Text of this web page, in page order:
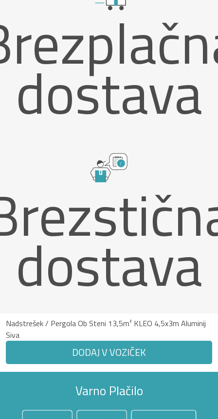
dostava
dostava
Nadstrešek / Pergola Ob Steni 13,5m² KLEO 4,5x3m Aluminij
Siva
DODAJ V VOZIČEK
Varno Plačilo